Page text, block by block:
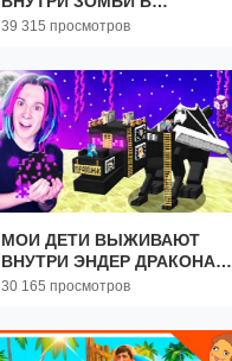
МАЙНКРАФТ!
39 315 просмотров
МОИ ДЕТИ ВЫЖИВАЮТ
ВНУТРИ ЭНДЕР ДРАКОНА В
МАЙНКРАФТ!
30 165 просмотров